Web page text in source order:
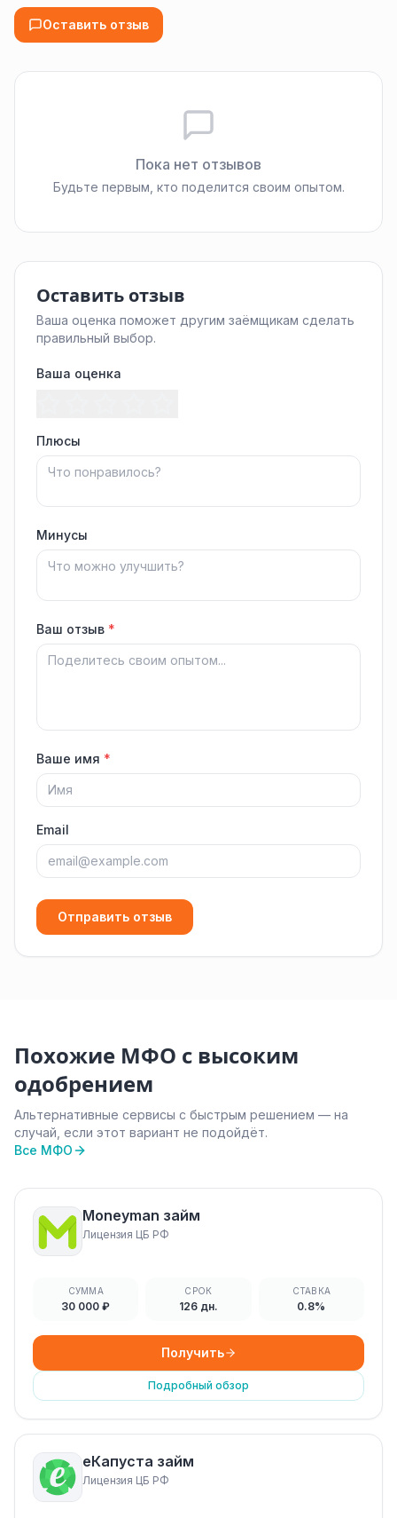
Оставить отзыв
Пока нет отзывов
Будьте первым, кто поделится своим опытом.
Оставить отзыв
Ваша оценка поможет другим заёмщикам сделать
правильный выбор.
Ваша оценка
Плюсы
Минусы
Ваш отзыв *
Ваше имя *
Email
Отправить отзыв
Похожие МФО с высоким
одобрением
Альтернативные сервисы с быстрым решением — на
случай, если этот вариант не подойдёт.
Все МФО
Moneyman займ
Лицензия ЦБ РФ
СУММА
30 000 ₽
СРОК
126 дн.
СТАВКА
0.8%
Получить
Подробный обзор
еКапуста займ
Лицензия ЦБ РФ